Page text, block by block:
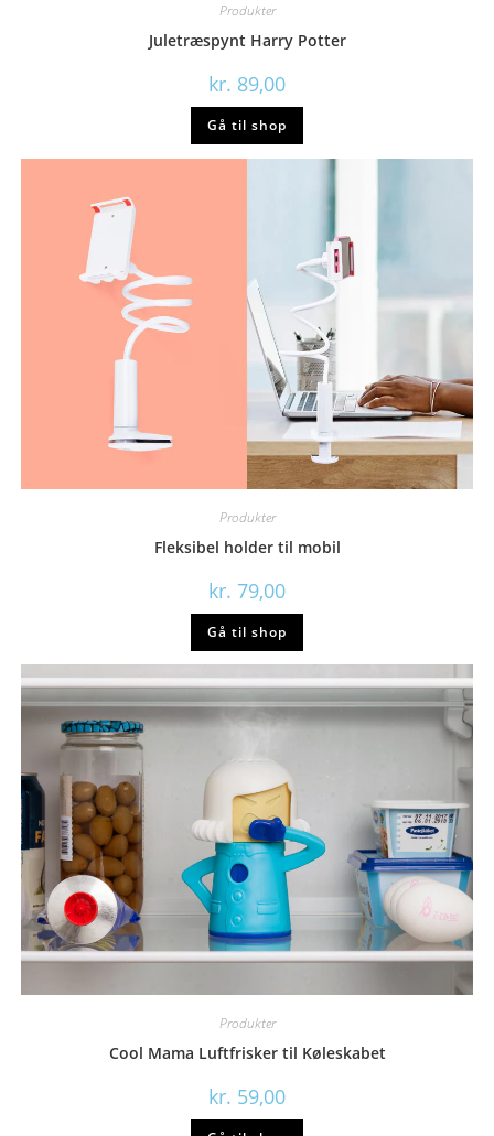
Produkter
Juletræspynt Harry Potter
kr. 89,00
Gå til shop
Produkter
Fleksibel holder til mobil
kr. 79,00
Gå til shop
Produkter
Cool Mama Luftfrisker til Køleskabet
kr. 59,00